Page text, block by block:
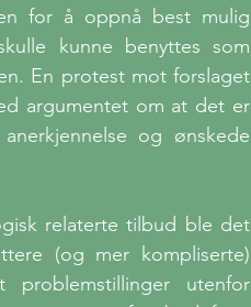
for å oppnå best mulig
kunne benyttes som
En protest mot forslaget
argumentet om at det er
og ønskede
relaterte tilbud ble det
(og mer kompliserte)
utenfor